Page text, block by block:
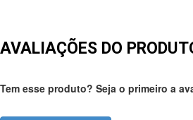
AVALIAÇÕES DO
Tem esse produto? Seja o primeiro a